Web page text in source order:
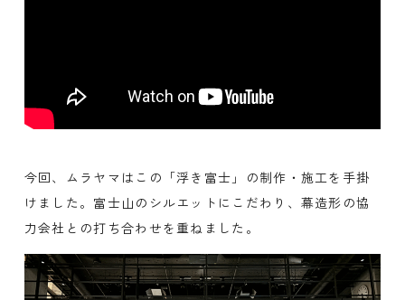
今回、ムラヤマはこの「浮き富士」の制作・施工を手掛
けました。富士山のシルエットにこだわり、幕造形の協
力会社との打ち合わせを重ねました。